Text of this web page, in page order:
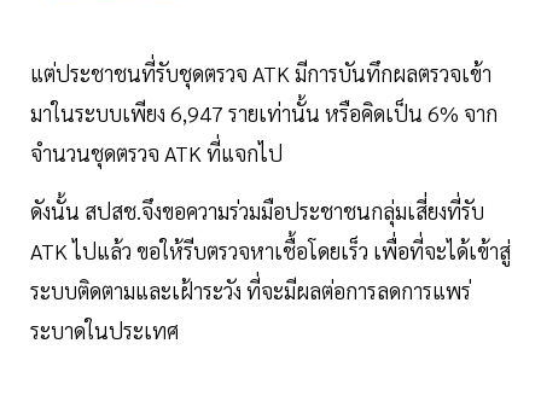
แต่ประชาชนที่รับชุดตรวจ ATK มีการบันทึกผลตรวจเข้า
มาในระบบเพียง 6,947 รายเท่านั้น หรือคิดเป็น 6% จาก
จำนวนชุดตรวจ ATK ที่แจกไป
ดังนั้น สปสช.จึงขอความร่วมมือประชาชนกลุ่มเสี่ยงที่รับ
ATK ไปแล้ว ขอให้รีบตรวจหาเชื้อโดยเร็ว เพื่อที่จะได้เข้าสู่
ระบบติดตามและเฝ้าระวัง ที่จะมีผลต่อการลดการแพร่
ระบาดในประเทศ